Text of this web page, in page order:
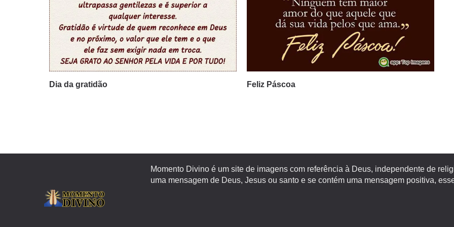
Dia da gratidão Feliz Páscoa
Momento Divino é um site de imagens com referência à Deus, independente de
uma mensagem de Deus, Jesus ou santo e se contém uma mensagem positiva,